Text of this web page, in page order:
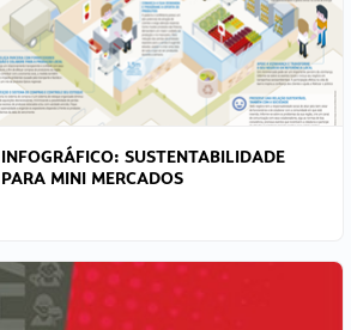
INFOGRÁFICO: SUSTENTABILIDADE
PARA MINI MERCADOS